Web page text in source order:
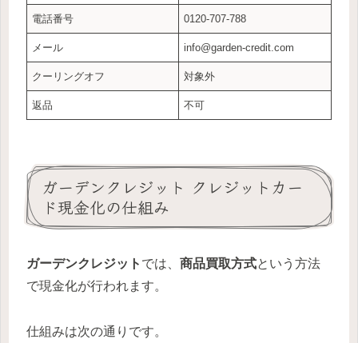
電話番号 0120-707-788
メール info@garden-credit.com
クーリングオフ 対象外
返品 不可
ガーデンクレジット クレジットカー
ド現金化の仕組み
ガーデンクレジット では、 商品買取方式という方法
で現金化が行われます。
仕組みは次の通りです。